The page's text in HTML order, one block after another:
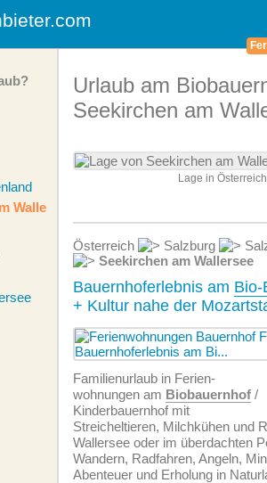
Wallersee
Urlaub am
Seekirchen am
Lage in
Österreich Salzburg
Seekirchen am Wallersee
Bauernhoferlebnis am Bio-
+ Kultur nahe der
Familienurlaub in Ferien­
wohnungen am Biobauernhof /
Kinderbauernhof mit
Streicheltieren, Milchkühen und
Wallersee oder im überdachten
Wandern, Radfahren, Angeln,
Abenteuer und Erholung in